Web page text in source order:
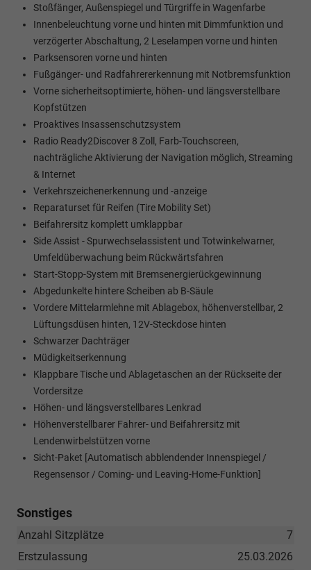
Stoßfänger, Außenspiegel und Türgriffe in Wagenfarbe
Innenbeleuchtung vorne und hinten mit Dimmfunktion und
verzögerter Abschaltung, 2 Leselampen vorne und hinten
Parksensoren vorne und hinten
Fußgänger- und Radfahrererkennung mit Notbremsfunktion
Vorne sicherheitsoptimierte, höhen- und längsverstellbare
Kopfstützen
Proaktives Insassenschutzsystem
Radio Ready2Discover 8 Zoll, Farb-Touchscreen,
nachträgliche Aktivierung der Navigation möglich, Streaming
& Internet
Verkehrszeichenerkennung und -anzeige
Reparaturset für Reifen (Tire Mobility Set)
Beifahrersitz komplett umklappbar
Side Assist - Spurwechselassistent und Totwinkelwarner,
Umfeldüberwachung beim Rückwärtsfahren
Start-Stopp-System mit Bremsenergierückgewinnung
Abgedunkelte hintere Scheiben ab B-Säule
Vordere Mittelarmlehne mit Ablagebox, höhenverstellbar, 2
Lüftungsdüsen hinten, 12V-Steckdose hinten
Schwarzer Dachträger
Müdigkeitserkennung
Klappbare Tische und Ablagetaschen an der Rückseite der
Vordersitze
Höhen- und längsverstellbares Lenkrad
Höhenverstellbarer Fahrer- und Beifahrersitz mit
Lendenwirbelstützen vorne
Sicht-Paket [Automatisch abblendender Innenspiegel /
Regensensor / Coming- und Leaving-Home-Funktion]
Sonstiges
7
Anzahl Sitzplätze
25.03.2026
Erstzulassung